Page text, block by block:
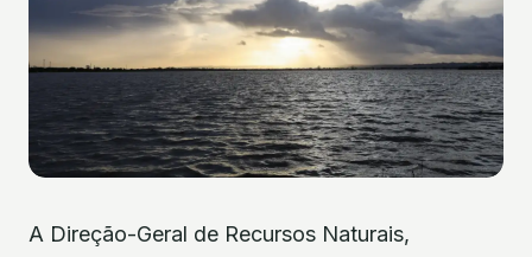
A Direção-Geral de Recursos Naturais,